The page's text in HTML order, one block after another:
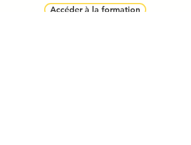
Accéder à la formation